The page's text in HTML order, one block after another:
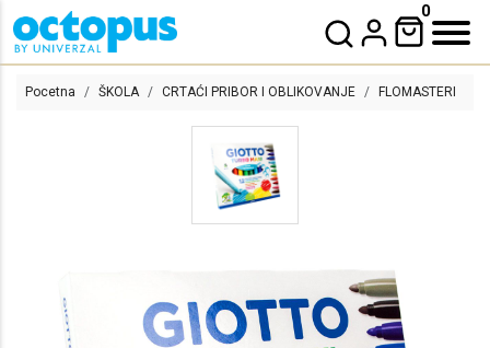
0
Pocetna ŠKOLA CRTAĆI PRIBOR I OBLIKOVANJE FLOMASTERI